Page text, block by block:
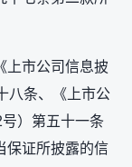
上市公司信息披
八条、《上市公
）第五十一条
保证所披露的信